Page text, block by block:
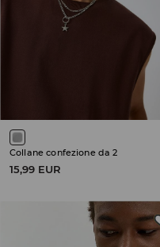
Collane confezione da 2
15,99 EUR